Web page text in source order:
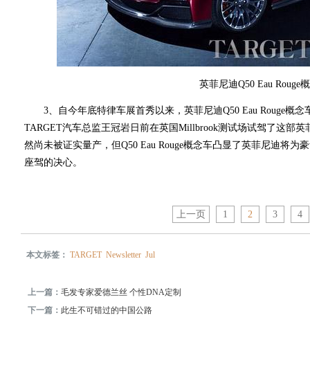
英菲尼迪Q50 Eau Rouge
3、自今年底特律车展首秀以来，英菲尼迪Q50 Eau Rouge概念
TARGET汽车总监王冠岩日前在英国Millbrook测试场试驾了这部
然尚未被证实量产，但Q50 Eau Rouge概念车凸显了英菲尼迪将为
座驾的决心。
上一页 1 2 3 4
本文标签：TARGET Newsletter Jul
上一篇：毛发专家爱德兰丝 个性DNA定制
下一篇： 此生不可错过的中国公路